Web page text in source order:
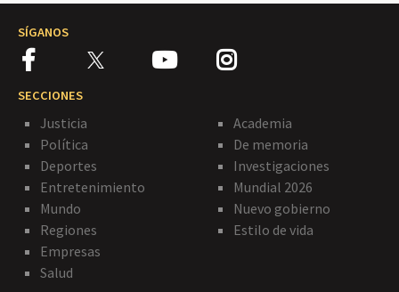
SÍGANOS
SECCIONES
Justicia
Política
Deportes
Entretenimiento
Mundo
Regiones
Empresas
Salud
Academia
De memoria
Investigaciones
Mundial 2026
Nuevo gobierno
Estilo de vida